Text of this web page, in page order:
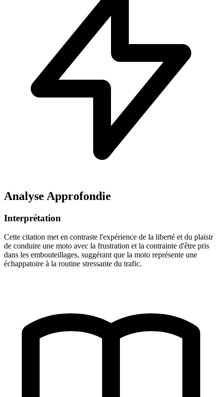
Analyse Approfondie
Interprétation
Cette citation met en contraste l'expérience de la liberté et du plaisir
de conduire une moto avec la frustration et la contrainte d'être pris
dans les embouteillages, suggérant que la moto représente une
échappatoire à la routine stressante du trafic.